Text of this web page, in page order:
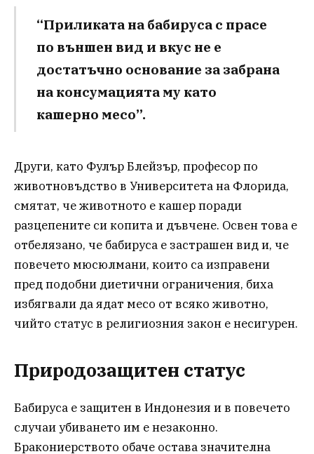
“Приликата на бабируса с прасе
по външен вид и вкус не е
достатъчно основание за забрана
на консумацията му като
кашерно месо”.
Други, като Фулър Блейзър, професор по
животновъдство в Университета на Флорида,
смятат, че животното е кашер поради
разцепените си копита и дъвчене. Освен това е
отбелязано, че бабируса е застрашен вид и, че
повечето мюсюлмани, които са изправени
пред подобни диетични ограничения, биха
избягвали да ядат месо от всяко животно,
чийто статус в религиозния закон е несигурен.
Природозащитен статус
Бабируса е защитен в Индонезия и в повечето
случаи убиването им е незаконно.
Бракониерството обаче остава значителна